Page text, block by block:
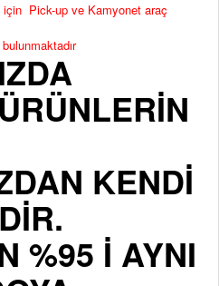
Pick-up ve Kamyonet araç
KENDİ
%95 İ AYNI